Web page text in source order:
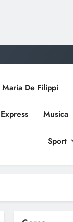
De Filippi
Musica
Sport